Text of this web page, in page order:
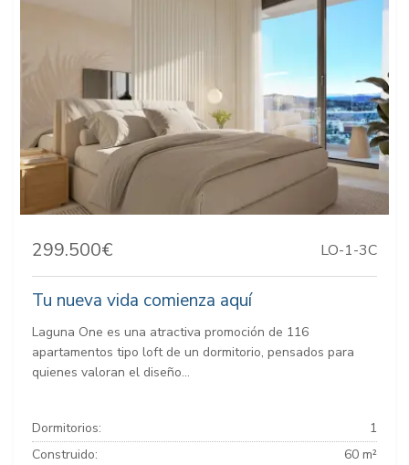
299.500€ LO-1-3C
Tu nueva vida comienza aquí
Laguna One es una atractiva promoción de 116
apartamentos tipo loft de un dormitorio, pensados para
quienes valoran el diseño...
Dormitorios:
1
Construido:
60 m²